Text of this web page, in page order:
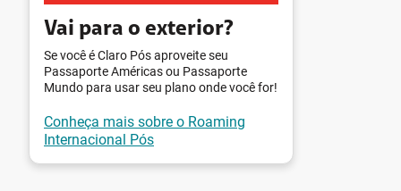
Vai para o exterior?
Se você é Claro Pós aproveite seu
Passaporte Américas ou Passaporte
Mundo para usar seu plano onde você for!
Conheça mais sobre o Roaming
Internacional Pós